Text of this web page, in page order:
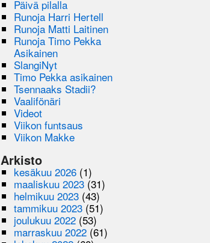
Päivä pilalla
Runoja Harri Hertell
Runoja Matti Laitinen
Runoja Timo Pekka
Asikainen
SlangiNyt
Timo Pekka asikainen
Tsennaaks Stadii?
Vaalifönäri
Videot
Viikon funtsaus
Viikon Makke
Arkisto
kesäkuu 2026 (1)
maaliskuu 2023 (31)
helmikuu 2023 (43)
tammikuu 2023(51)
joulukuu 2022 (53)
marraskuu 2022 (61)